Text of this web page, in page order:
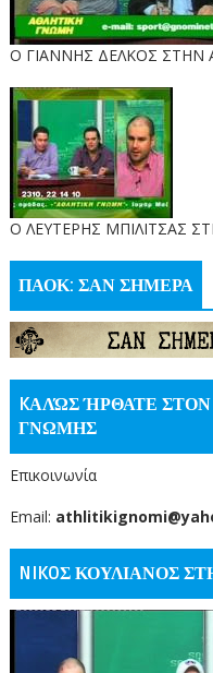
Ο ΓΙΑΝΝΗΣ ΔΕΛΚΟΣ ΣΤΗΝ
O ΛΕΥΤΕΡΗΣ ΜΠΙΛΙΤΣΑΣ
ΠΑΟΚ: ΣΑΝ ΣΗΜΕΡΑ
KΑΛΏΣ ΉΡΘΑΤΕ
ΓΝΩΜΗΣ
Επικοινωνία
Email:
NIKOΣ ΚΟΥΛΙΑΝΟΣ